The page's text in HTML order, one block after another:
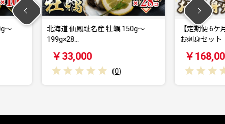
蠣 150g～
【定期便 6ケ月連続】6種類の海鮮
￥168,000
【定
お刺